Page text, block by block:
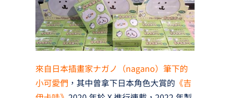
來自日本插畫家ナガノ（nagano）筆下的
小可愛們 ，其中曾拿下日本角色大賞的 《吉